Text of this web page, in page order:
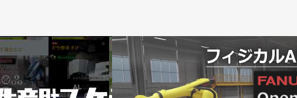
増加／日本ロボット工業会 2024年統計
３四半期連続で増加／日本ロボット工業会